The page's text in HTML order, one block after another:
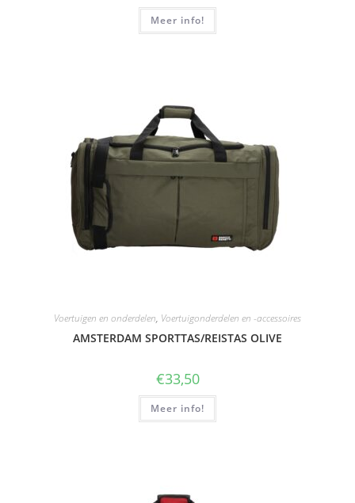
Meer info!
Voertuigen en onderdelen, Voertuigonderdelen en -accessoires
AMSTERDAM SPORTTAS/REISTAS OLIVE
€33,50
Meer info!